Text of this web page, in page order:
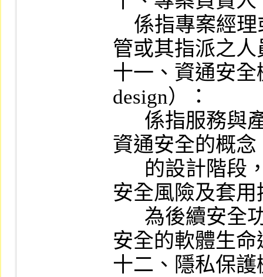
管或其指派之人
十一、資通安全
design）：
資通安全的概
安全風險及套
安全的軟體生命
十二、隱私保護